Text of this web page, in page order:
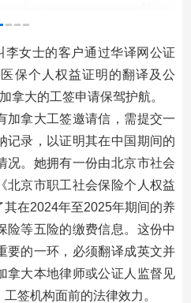
李女士的客户通过华译网公证
保个人权益证明的翻译及公
拿大的工签申请保驾护航。
加拿大工签邀请信，需提交一
记录，以证明其在中国期间的
况。她拥有一份由北京市社会
北京市职工社会保险个人权益
在2024年至2025年期间的养
险等五险的缴费信息。这份中
要的一环，必须翻译成英文并
拿大本地律师或公证人监督见
签机构面前的法律效力。